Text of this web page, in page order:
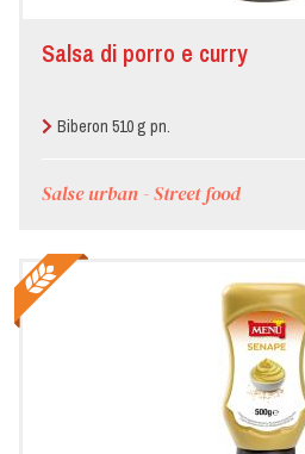
Salsa di porro e curry
Biberon 510 g pn.
Salse urban - Street food